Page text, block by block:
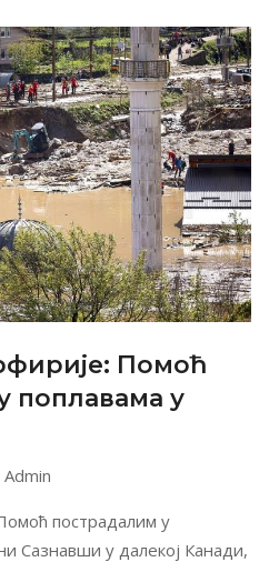
Помоћ
поплавама у
Admin
пострадалим у
Сазнавши у далекој Канади,